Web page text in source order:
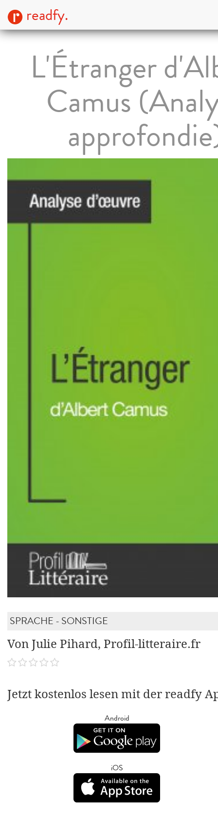
readfy.
L'Étranger
Camus
SPRACHE - SONSTIGE
Von Julie Pihard, Profil-litteraire.fr
Jetzt kostenlos lesen mit der readfy
Android
iOS